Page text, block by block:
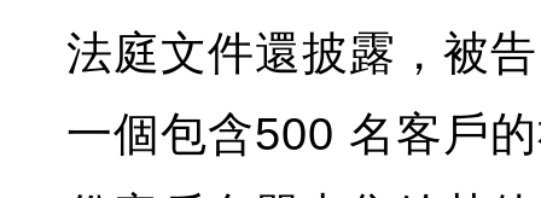
法庭文件還披露，被
一個包含500 名客戶